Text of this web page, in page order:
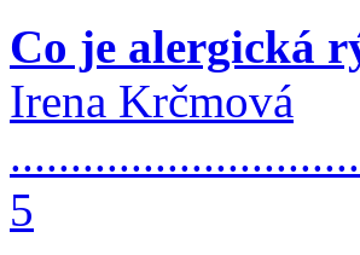
Co je alergická
Irena Krčmová
5